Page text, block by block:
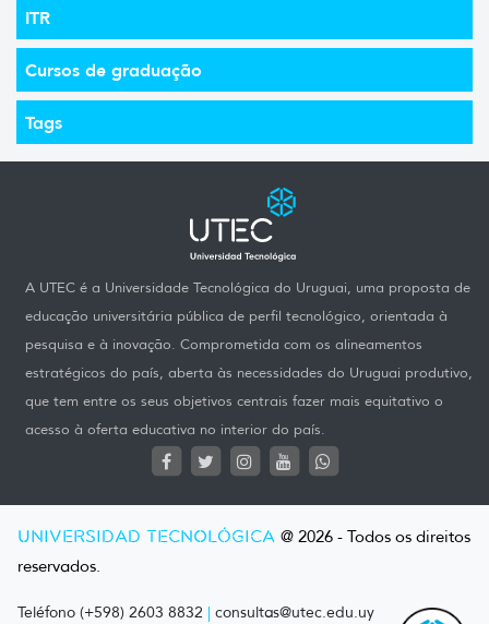
ITR
Cursos de graduação
Tags
A UTEC é a Universidade Tecnológica do Uruguai, uma proposta de
educação universitária pública de perfil tecnológico, orientada à
pesquisa e à inovação. Comprometida com os alineamentos
estratégicos do país, aberta às necessidades do Uruguai produtivo,
que tem entre os seus objetivos centrais fazer mais equitativo o
acesso à oferta educativa no interior do país.
UNIVERSIDAD TECNOLÓGICA @ 2026 - Todos os direitos
reservados.
Teléfono (+598) 2603 8832 | consultas@utec.edu.uy